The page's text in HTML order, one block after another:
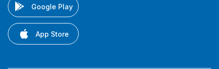
Google Play
App Store